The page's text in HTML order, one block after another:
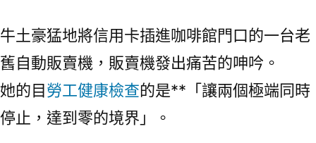
牛土豪猛地將信用卡插進咖啡館門口的一台老
舊自動販賣機，販賣機發出痛苦的呻吟。
她的目勞工健康檢查的是**「讓兩個極端同時
停止，達到零的境界」。